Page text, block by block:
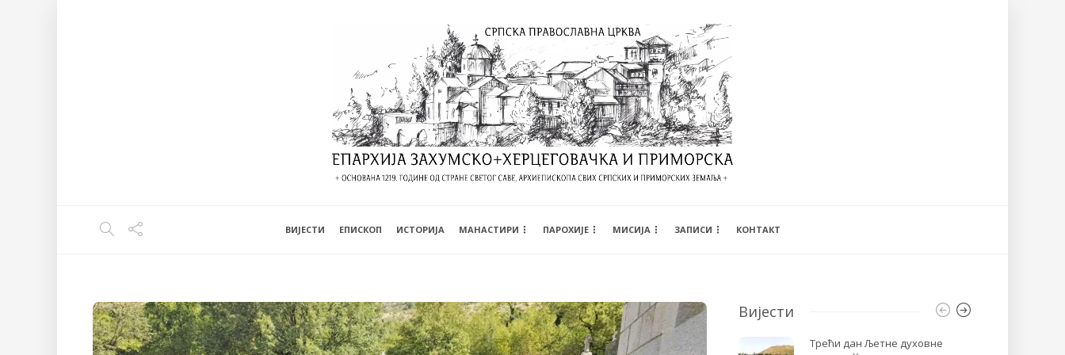
ВИЈЕСТИ EПИСКОП ИСТОРИЈА МАНАСТИРИ ПАРОХИЈЕ МИСИЈА ЗАПИСИ КОНТАКТ
Вијести
Трећи дан Љетне духовне